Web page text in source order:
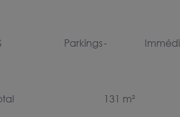
Parkings-
131 m²